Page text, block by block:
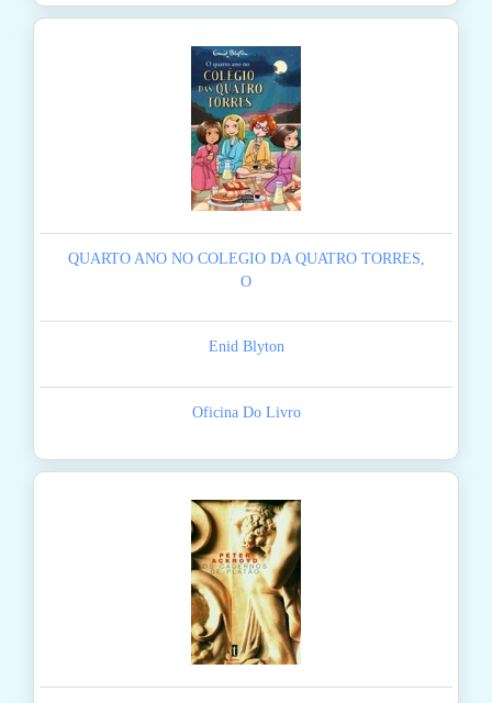
QUARTO ANO NO COLEGIO DA QUATRO TORRES,
O
Enid Blyton
Oficina Do Livro